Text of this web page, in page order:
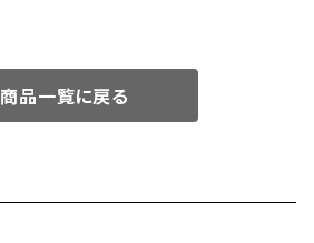
商品一覧に戻る